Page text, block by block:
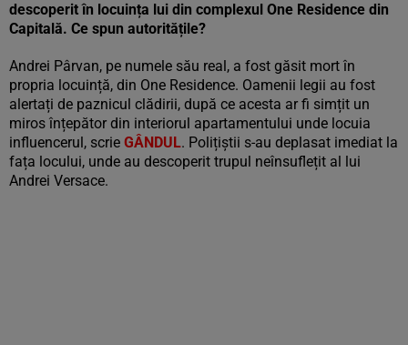
descoperit în locuința lui din complexul One Residence din
Capitală. Ce spun autoritățile?
Andrei Pârvan, pe numele său real, a fost găsit mort în
propria locuință, din One Residence. Oamenii legii au fost
alertați de paznicul clădirii, după ce acesta ar fi simțit un
miros înțepător din interiorul apartamentului unde locuia
influencerul, scrie GÂNDUL. Polițiștii s-au deplasat imediat la
fața locului, unde au descoperit trupul neînsuflețit al lui
Andrei Versace.